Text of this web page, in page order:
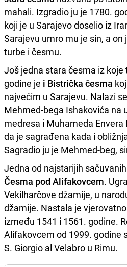
mahali. Izgradio ju je 1780.
koji je u Sarajevo doselio iz
Sarajevu umro mu je sin, a
turbe i česmu.
Još jedna stara česma iz koje
godine je i Bistrička česma
najvećim u Sarajevu. Nalazi
Mehmed-bega Ishakovića na
medresa i Muhameda
da je sagrađena kada i
Sagradio ju je Mehmed-beg,
Jedna od najstarijih
Česma pod Alifakovcem.
Vekilharčove džamije, u
džamije. Nastala je
između 1541 i 1561. godine.
Alifakovcem od 1999. godine
S. Giorgio al Velabro u Rimu.